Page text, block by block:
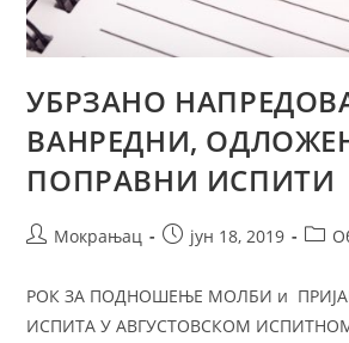
УБРЗАНО
ВАНРЕДНИ,
ПОПРАВНИ ИСПИТИ
Мокрањац јун 18, 2019
РОК ЗА ПОДНОШЕЊЕ МОЛБИ и
ИСПИТА У АВГУСТОВСКОМ